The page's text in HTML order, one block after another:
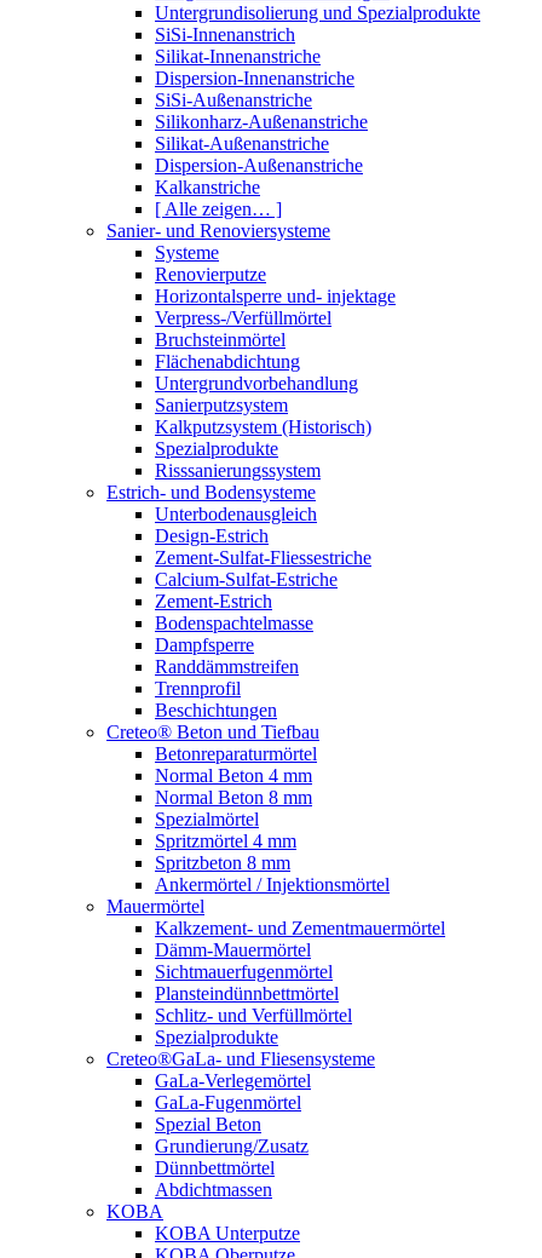
Untergrundisolierung und Spezialprodukte
SiSi-Innenanstrich
Silikat-Innenanstriche
Dispersion-Innenanstriche
SiSi-Außenanstriche
Silikonharz-Außenanstriche
Silikat-Außenanstriche
Dispersion-Außenanstriche
Kalkanstriche
[ Alle zeigen… ]
Sanier- und Renoviersysteme
Systeme
Renovierputze
Horizontalsperre und- injektage
Verpress-/Verfüllmörtel
Bruchsteinmörtel
Flächenabdichtung
Untergrundvorbehandlung
Sanierputzsystem
Kalkputzsystem (Historisch)
Spezialprodukte
Risssanierungssystem
Estrich- und Bodensysteme
Unterbodenausgleich
Design-Estrich
Zement-Sulfat-Fliessestriche
Calcium-Sulfat-Estriche
Zement-Estrich
Bodenspachtelmasse
Dampfsperre
Randdämmstreifen
Trennprofil
Beschichtungen
Creteo® Beton und Tiefbau
Betonreparaturmörtel
Normal Beton 4 mm
Normal Beton 8 mm
Spezialmörtel
Spritzmörtel 4 mm
Spritzbeton 8 mm
Ankermörtel / Injektionsmörtel
Mauermörtel
Kalkzement- und Zementmauermörtel
Dämm-Mauermörtel
Sichtmauerfugenmörtel
Plansteindünnbettmörtel
Schlitz- und Verfüllmörtel
Spezialprodukte
Creteo®GaLa- und Fliesensysteme
GaLa-Verlegemörtel
GaLa-Fugenmörtel
Spezial Beton
Grundierung/Zusatz
Dünnbettmörtel
Abdichtmassen
KOBA
KOBA Unterputze